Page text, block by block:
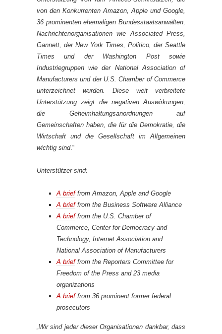
von den Konkurrenten Amazon, Apple und Google,
36 prominenten ehemaligen Bundesstaatsanwälten,
Nachrichtenorganisationen wie Associated Press,
Gannett, der New York Times, Politico, der Seattle
Times und der Washington Post sowie
Industriegruppen wie der National Association of
Manufacturers und der U.S. Chamber of Commerce
unterzeichnet wurden. Diese weit verbreitete
Unterstützung zeigt die negativen Auswirkungen,
die Geheimhaltungsanordnungen auf
Gemeinschaften haben, die für die Demokratie, die
Wirtschaft und die Gesellschaft im Allgemeinen
wichtig sind.“
Unterstützer sind:
A brieffrom Amazon, Apple and Google
A brieffrom the Business Software Alliance
A brieffrom the U.S. Chamber of
Commerce, Center for Democracy and
Technology, Internet Association and
National Association of Manufacturers
A brieffrom the Reporters Committee for
Freedom of the Press and 23 media
organizations
A brieffrom 36 prominent former federal
prosecutors
„Wir sind jeder dieser Organisationen dankbar, dass